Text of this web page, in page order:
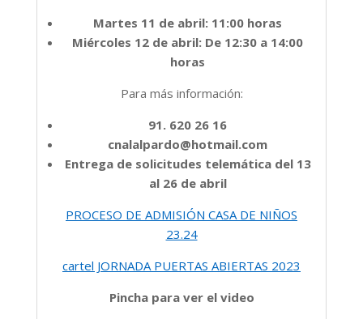
Martes 11 de abril: 11:00 horas
Miércoles 12 de abril: De 12:30 a 14:00
horas
Para más información:
91. 620 26 16
cnalalpardo@hotmail.com
Entrega de solicitudes telemática del 13
al 26 de abril
PROCESO DE ADMISIÓN CASA DE NIÑOS
23.24
cartel JORNADA PUERTAS ABIERTAS 2023
Pincha para ver el video